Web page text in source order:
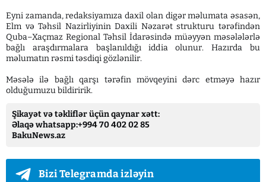
Eyni zamanda, redaksiyamıza daxil olan digər məlumata əsasən,
Elm və Təhsil Nazirliyinin Daxili Nəzarət strukturu tərəfindən
Quba–Xaçmaz Regional Təhsil İdarəsində müəyyən məsələlərlə
bağlı araşdırmalara başlanıldığı iddia olunur. Hazırda bu
məlumatın rəsmi təsdiqi gözlənilir.
Məsələ ilə bağlı qarşı tərəfin mövqeyini dərc etməyə hazır
olduğumuzu bildiririk.
Şikayət və təkliflər üçün qaynar xətt:
Əlaqə whatsapp:+994 70 402 02 85
BakuNews.az
Bizi Telegramda izləyin